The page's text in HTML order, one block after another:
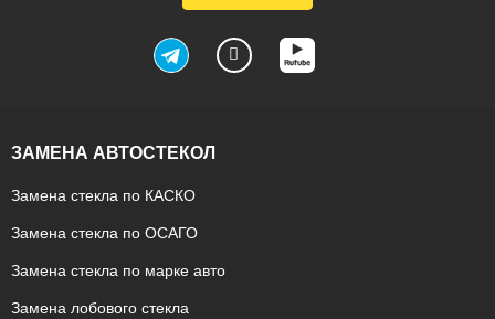
ЗАМЕНА АВТОСТЕКОЛ
Замена стекла по КАСКО
Замена стекла по ОСАГО
Замена стекла по марке авто
Замена лобового стекла